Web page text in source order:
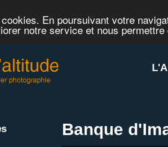
En poursuivant votre
notre service et nous
Banque